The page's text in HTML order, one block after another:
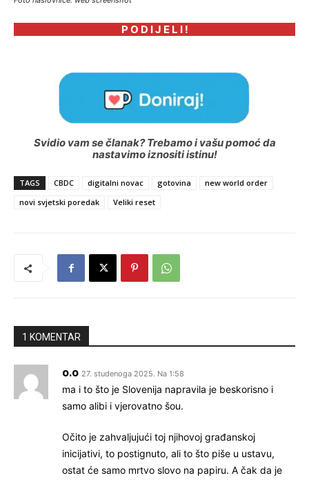
P O D I J E L I !
Svidio vam se članak? Trebamo i vašu pomoć da
nastavimo iznositi istinu!
TAGS CBDC digitalni novac gotovina
new world order
novi svjetski poredak
Veliki reset
1 KOMENTAR
o.o 27. studenoga 2025. Na 1:58
ma i to što je Slovenija napravila je beskorisno i
samo alibi i vjerovatno šou.
Očito je zahvaljujući toj njihovoj građanskoj
inicijativi, to postignuto, ali to što piše u ustavu,
ostat će samo mrtvo slovo na papiru. A čak da je